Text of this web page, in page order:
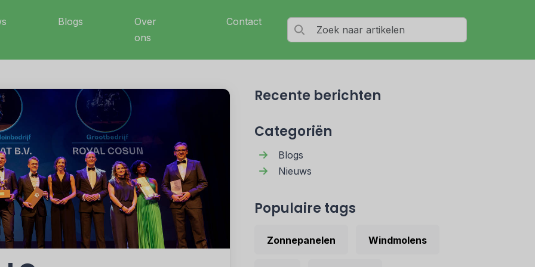
Blogs
Over
ons
Contact
Recente berichten
Categoriën
Blogs
Nieuws
Populaire tags
Zonnepanelen Windmolens